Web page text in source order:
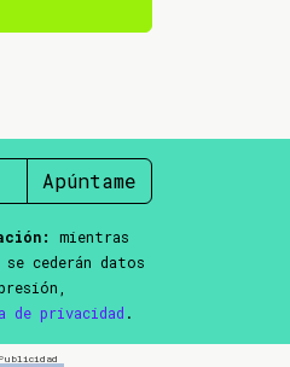
Apúntame
mientras
se cederán datos
privacidad .